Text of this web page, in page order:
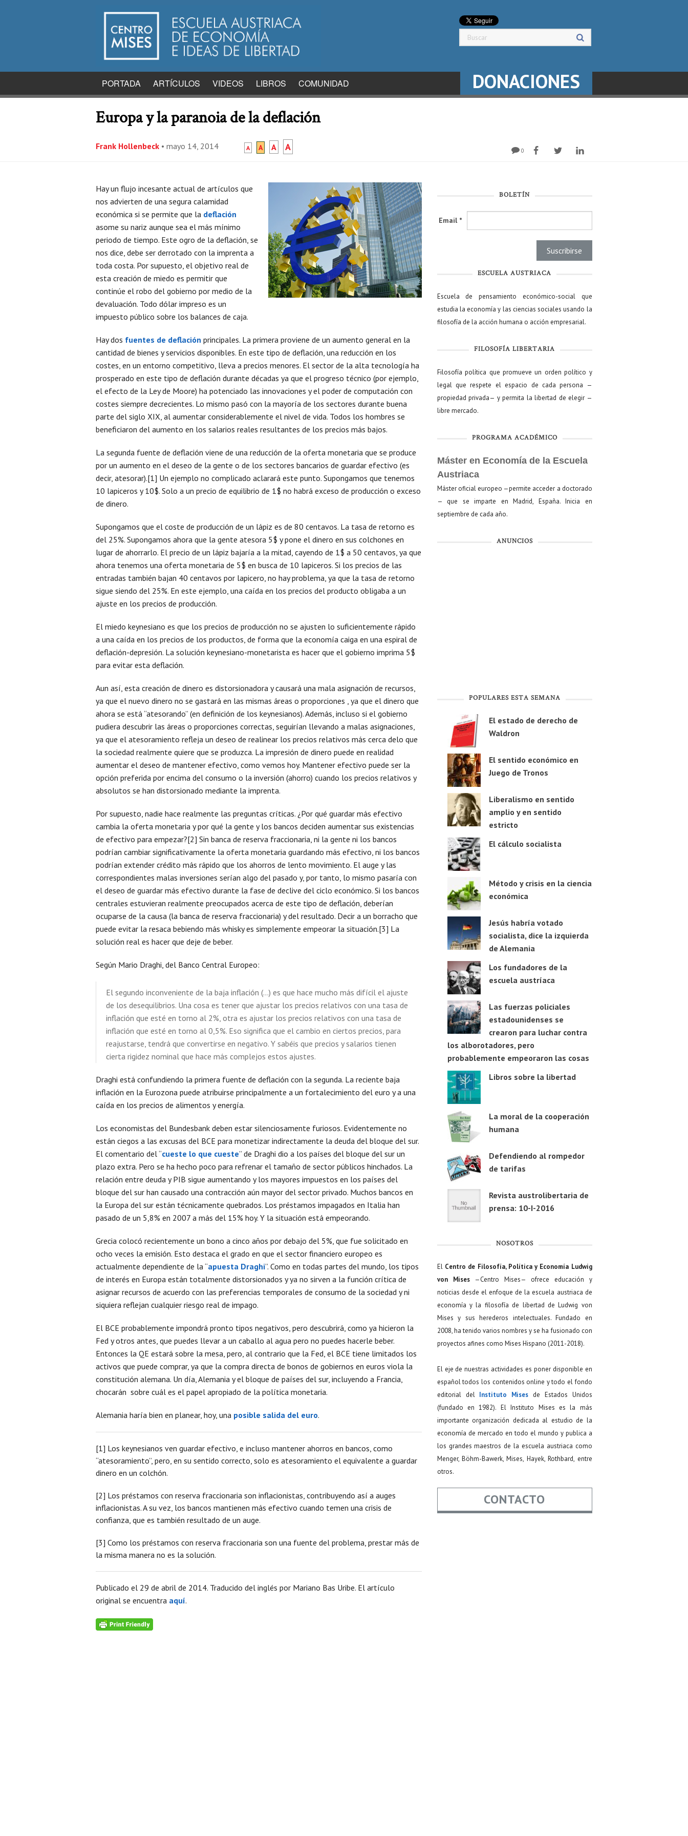
PORTADA ARTÍCULOS VIDEOS LIBROS COMUNIDAD DONACIONES
Europa y la paranoia de la deflación
Frank Hollenbeck • mayo 14, 2014 A A A A 0
Hay un flujo incesante actual de artículos que
nos advierten de una segura calamidad
económica si se permite que la deflación
asome su nariz aunque sea el más mínimo
periodo de tiempo. Este ogro de la deflación, se
nos dice, debe ser derrotado con la imprenta a
toda costa. Por supuesto, el objetivo real de
esta creación de miedo es permitir que
continúe el robo del gobierno por medio de la
devaluación. Todo dólar impreso es un
impuesto público sobre los balances de caja.
Hay dos fuentes de deflación principales. La primera proviene de un aumento general en la
cantidad de bienes y servicios disponibles. En este tipo de deflación, una reducción en los
costes, en un entorno competitivo, lleva a precios menores. El sector de la alta tecnología ha
prosperado en este tipo de deflación durante décadas ya que el progreso técnico (por ejemplo,
el efecto de la Ley de Moore) ha potenciado las innovaciones y el poder de computación con
costes siempre decrecientes. Lo mismo pasó con la mayoría de los sectores durante buena
parte del siglo XIX, al aumentar considerablemente el nivel de vida. Todos los hombres se
beneficiaron del aumento en los salarios reales resultantes de los precios más bajos.
La segunda fuente de deflación viene de una reducción de la oferta monetaria que se produce
por un aumento en el deseo de la gente o de los sectores bancarios de guardar efectivo (es
decir, atesorar).[1] Un ejemplo no complicado aclarará este punto. Supongamos que tenemos
10 lapiceros y 10$. Solo a un precio de equilibrio de 1$ no habrá exceso de producción o exceso
de dinero.
Supongamos que el coste de producción de un lápiz es de 80 centavos. La tasa de retorno es
del 25%. Supongamos ahora que la gente atesora 5$ y pone el dinero en sus colchones en
lugar de ahorrarlo. El precio de un lápiz bajaría a la mitad, cayendo de 1$ a 50 centavos, ya que
ahora tenemos una oferta monetaria de 5$ en busca de 10 lapiceros. Si los precios de las
entradas también bajan 40 centavos por lapicero, no hay problema, ya que la tasa de retorno
sigue siendo del 25%. En este ejemplo, una caída en los precios del producto obligaba a un
ajuste en los precios de producción.
El miedo keynesiano es que los precios de producción no se ajusten lo suficientemente rápido
a una caída en los precios de los productos, de forma que la economía caiga en una espiral de
deflación-depresión. La solución keynesiano-monetarista es hacer que el gobierno imprima 5$
para evitar esta deflación.
Aun así, esta creación de dinero es distorsionadora y causará una mala asignación de recursos,
ya que el nuevo dinero no se gastará en las mismas áreas o proporciones , ya que el dinero que
ahora se está “atesorando” (en definición de los keynesianos). Además, incluso si el gobierno
pudiera descubrir las áreas o proporciones correctas, seguirían llevando a malas asignaciones,
ya que el atesoramiento refleja un deseo de realinear los precios relativos más cerca delo que
la sociedad realmente quiere que se produzca. La impresión de dinero puede en realidad
aumentar el deseo de mantener efectivo, como vemos hoy. Mantener efectivo puede ser la
opción preferida por encima del consumo o la inversión (ahorro) cuando los precios relativos y
absolutos se han distorsionado mediante la imprenta.
Por supuesto, nadie hace realmente las preguntas críticas. ¿Por qué guardar más efectivo
cambia la oferta monetaria y por qué la gente y los bancos deciden aumentar sus existencias
de efectivo para empezar?[2] Sin banca de reserva fraccionaria, ni la gente ni los bancos
podrían cambiar significativamente la oferta monetaria guardando más efectivo, ni los bancos
podrían extender crédito más rápido que los ahorros de lento movimiento. El auge y las
correspondientes malas inversiones serían algo del pasado y, por tanto, lo mismo pasaría con
el deseo de guardar más efectivo durante la fase de declive del ciclo económico. Si los bancos
centrales estuvieran realmente preocupados acerca de este tipo de deflación, deberían
ocuparse de la causa (la banca de reserva fraccionaria) y del resultado. Decir a un borracho que
puede evitar la resaca bebiendo más whisky es simplemente empeorar la situación.[3] La
solución real es hacer que deje de beber.
Según Mario Draghi, del Banco Central Europeo:
El segundo inconveniente de la baja inflación (…) es que hace mucho más difícil el ajuste
de los desequilibrios. Una cosa es tener que ajustar los precios relativos con una tasa de
inflación que esté en torno al 2%, otra es ajustar los precios relativos con una tasa de
inflación que esté en torno al 0,5%. Eso significa que el cambio en ciertos precios, para
reajustarse, tendrá que convertirse en negativo. Y sabéis que precios y salarios tienen
cierta rigidez nominal que hace más complejos estos ajustes.
Draghi está confundiendo la primera fuente de deflación con la segunda. La reciente baja
inflación en la Eurozona puede atribuirse principalmente a un fortalecimiento del euro y a una
caída en los precios de alimentos y energía.
Los economistas del Bundesbank deben estar silenciosamente furiosos. Evidentemente no
están ciegos a las excusas del BCE para monetizar indirectamente la deuda del bloque del sur.
El comentario del “cueste lo que cueste” de Draghi dio a los países del bloque del sur un
plazo extra. Pero se ha hecho poco para refrenar el tamaño de sector públicos hinchados. La
relación entre deuda y PIB sigue aumentando y los mayores impuestos en los países del
bloque del sur han causado una contracción aún mayor del sector privado. Muchos bancos en
la Europa del sur están técnicamente quebrados. Los préstamos impagados en Italia han
pasado de un 5,8% en 2007 a más del 15% hoy. Y la situación está empeorando.
Grecia colocó recientemente un bono a cinco años por debajo del 5%, que fue solicitado en
ocho veces la emisión. Esto destaca el grado en que el sector financiero europeo es
actualmente dependiente de la “apuesta Draghi”. Como en todas partes del mundo, los tipos
de interés en Europa están totalmente distorsionados y ya no sirven a la función crítica de
asignar recursos de acuerdo con las preferencias temporales de consumo de la sociedad y ni
siquiera reflejan cualquier riesgo real de impago.
El BCE probablemente impondrá pronto tipos negativos, pero descubrirá, como ya hicieron la
Fed y otros antes, que puedes llevar a un caballo al agua pero no puedes hacerle beber.
Entonces la QE estará sobre la mesa, pero, al contrario que la Fed, el BCE tiene limitados los
activos que puede comprar, ya que la compra directa de bonos de gobiernos en euros viola la
constitución alemana. Un día, Alemania y el bloque de países del sur, incluyendo a Francia,
chocarán sobre cuál es el papel apropiado de la política monetaria.
Alemania haría bien en planear, hoy, una posible salida del euro.
[1] Los keynesianos ven guardar efectivo, e incluso mantener ahorros en bancos, como
“atesoramiento”, pero, en su sentido correcto, solo es atesoramiento el equivalente a guardar
dinero en un colchón.
[2] Los préstamos con reserva fraccionaria son inflacionistas, contribuyendo así a auges
inflacionistas. A su vez, los bancos mantienen más efectivo cuando temen una crisis de
confianza, que es también resultado de un auge.
[3] Como los préstamos con reserva fraccionaria son una fuente del problema, prestar más de
la misma manera no es la solución.
Publicado el 29 de abril de 2014. Traducido del inglés por Mariano Bas Uribe. El artículo
original se encuentra aquí.
BOLETÍN
Email *
ESCUELA AUSTRIACA
Escuela de pensamiento económico-social que
estudia la economía y las ciencias sociales usando la
filosofía de la acción humana o acción empresarial.
FILOSOFÍA LIBERTARIA
Filosofía política que promueve un orden político y
legal que respete el espacio de cada persona —
propiedad privada— y permita la libertad de elegir —
libre mercado.
PROGRAMA ACADÉMICO
Máster en Economía de la Escuela
Austriaca
Máster oficial europeo —permite acceder a doctorado
— que se imparte en Madrid, España. Inicia en
septiembre de cada año.
ANUNCIOS
POPULARES ESTA SEMANA
El estado de derecho de
Waldron
El sentido económico en
Juego de Tronos
Liberalismo en sentido
amplio y en sentido
estricto
El cálculo socialista
Método y crisis en la ciencia
económica
Jesús habría votado
socialista, dice la izquierda
de Alemania
Los fundadores de la
escuela austríaca
Las fuerzas policiales
estadounidenses se
crearon para luchar contra
los alborotadores, pero
probablemente empeoraron las cosas
Libros sobre la libertad
La moral de la cooperación
humana
Defendiendo al rompedor
de tarifas
Revista austrolibertaria de
prensa: 10-I-2016
NOSOTROS
El Centro de Filosofía, Política y Economía Ludwig
von Mises—Centro Mises— ofrece educación y
noticias desde el enfoque de la escuela austriaca de
economía y la filosofía de libertad de Ludwig von
Mises y sus herederos intelectuales. Fundado en
2008, ha tenido varios nombres y se ha fusionado con
proyectos afines como Mises Hispano (2011-2018).
El eje de nuestras actividades es poner disponible en
español todos los contenidos online y todo el fondo
editorial del Instituto Mises de Estados Unidos
(fundado en 1982). El Instituto Mises es la más
importante organización dedicada al estudio de la
economía de mercado en todo el mundo y publica a
los grandes maestros de la escuela austriaca como
Menger, Böhm-Bawerk, Mises, Hayek, Rothbard, entre
otros.
CONTACTO